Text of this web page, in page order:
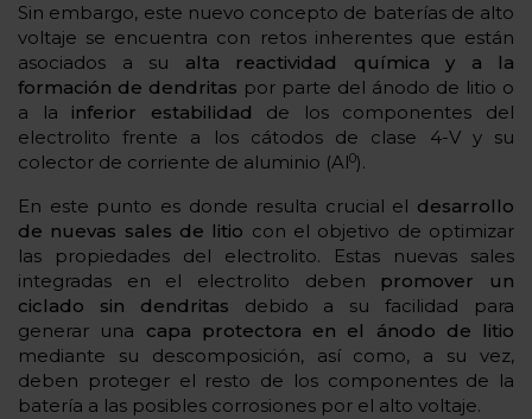
Sin embargo, este nuevo concepto de baterías de alto
voltaje se encuentra con retos inherentes que están
asociados a su alta reactividad química y a la
formación de dendritas por parte del ánodo de litio o
a la inferior estabilidad de los componentes del
electrolito frente a los cátodos de clase 4-V y su
colector de corriente de aluminio (Al0).
En este punto es donde resulta crucial el desarrollo
de nuevas sales de litio con el objetivo de optimizar
las propiedades del electrolito. Estas nuevas sales
integradas en el electrolito deben promover un
ciclado sin dendritas debido a su facilidad para
generar una capa protectora en el ánodo de litio
mediante su descomposición, así como, a su vez,
deben proteger el resto de los componentes de la
batería a las posibles corrosiones por el alto voltaje.